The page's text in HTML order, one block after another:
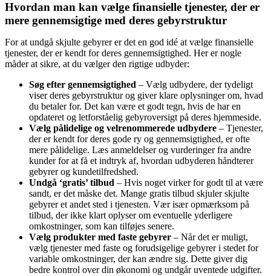
Hvordan man kan vælge finansielle tjenester, der er
mere gennemsigtige med deres gebyrstruktur
For at undgå skjulte gebyrer er det en god idé at vælge finansielle
tjenester, der er kendt for deres gennemsigtighed. Her er nogle
måder at sikre, at du vælger den rigtige udbyder:
Søg efter gennemsigtighed – Vælg udbydere, der tydeligt
viser deres gebyrstruktur og giver klare oplysninger om, hvad
du betaler for. Det kan være et godt tegn, hvis de har en
opdateret og letforståelig gebyroversigt på deres hjemmeside.
Vælg pålidelige og velrenommerede udbydere – Tjenester,
der er kendt for deres gode ry og gennemsigtighed, er ofte
mere pålidelige. Læs anmeldelser og vurderinger fra andre
kunder for at få et indtryk af, hvordan udbyderen håndterer
gebyrer og kundetilfredshed.
Undgå ‘gratis’ tilbud – Hvis noget virker for godt til at være
sandt, er det måske det. Mange gratis tilbud skjuler skjulte
gebyrer et andet sted i tjenesten. Vær især opmærksom på
tilbud, der ikke klart oplyser om eventuelle yderligere
omkostninger, som kan tilføjes senere.
Vælg produkter med faste gebyrer – Når det er muligt,
vælg tjenester med faste og forudsigelige gebyrer i stedet for
variable omkostninger, der kan ændre sig. Dette giver dig
bedre kontrol over din økonomi og undgår uventede udgifter.